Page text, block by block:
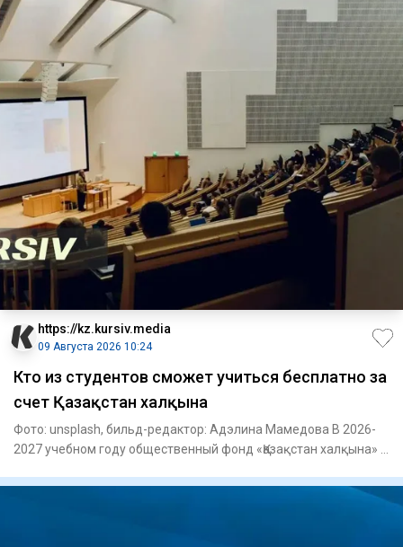
https://kz.kursiv.media
09 Августа 2026 10:24
Кто из студентов сможет учиться бесплатно за
счет Қазақстан халқына
Фото: unsplash, бильд-редактор: Адэлина Мамедова В 2026-
2027 учебном году общественный фонд «Қазақстан халқына» в